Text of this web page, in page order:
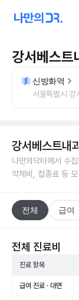
강서베스트
신방화역
서울특별시
강서베스트내
나만의닥터에서 수
약제비, 접종료 등
전체 급여
전체 진료비
진료 항목
급여 진료 · 대면